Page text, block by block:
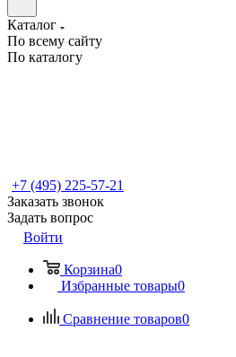
Каталог
По всему сайту
По каталогу
+7 (495) 225-57-21
Заказать звонок
Задать вопрос
Войти
Корзина0
Избранные товары0
Сравнение товаров0